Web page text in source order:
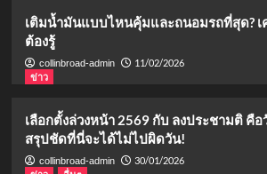
เติมน้ำมันแบบไหนคุ้มและถนอมรถที่สุด?
ต้องรู้
collinbroad-admin
11/02/2026
ข่าว
เลือกตั้งล่วงหน้า 2569 กับ ลงประชามติ คือ
สรุปชัดที่นี่จะได้ไม่ไปผิดวัน!
collinbroad-admin
30/01/2026